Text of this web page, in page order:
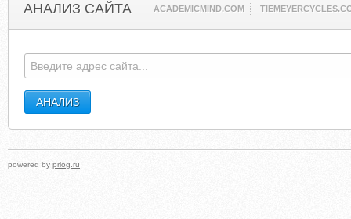
АНАЛИЗ САЙТА ACADEMICMIND.COM
powered by prlog.ru